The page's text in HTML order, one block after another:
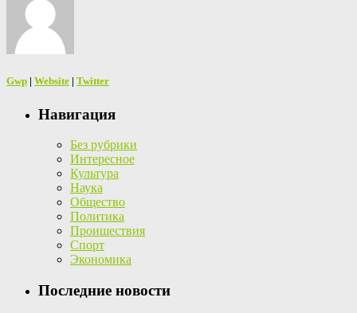
Gwp | Website | Twitter
Навигация
Без рубрики
Интересное
Культура
Наука
Общество
Политика
Проишествия
Спорт
Экономика
Последние новости